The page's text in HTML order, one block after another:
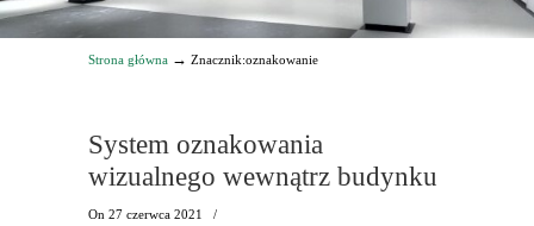
Strona główna → Znacznik:oznakowanie
System oznakowania
wizualnego wewnątrz budynku
On 27 czerwca 2021
/